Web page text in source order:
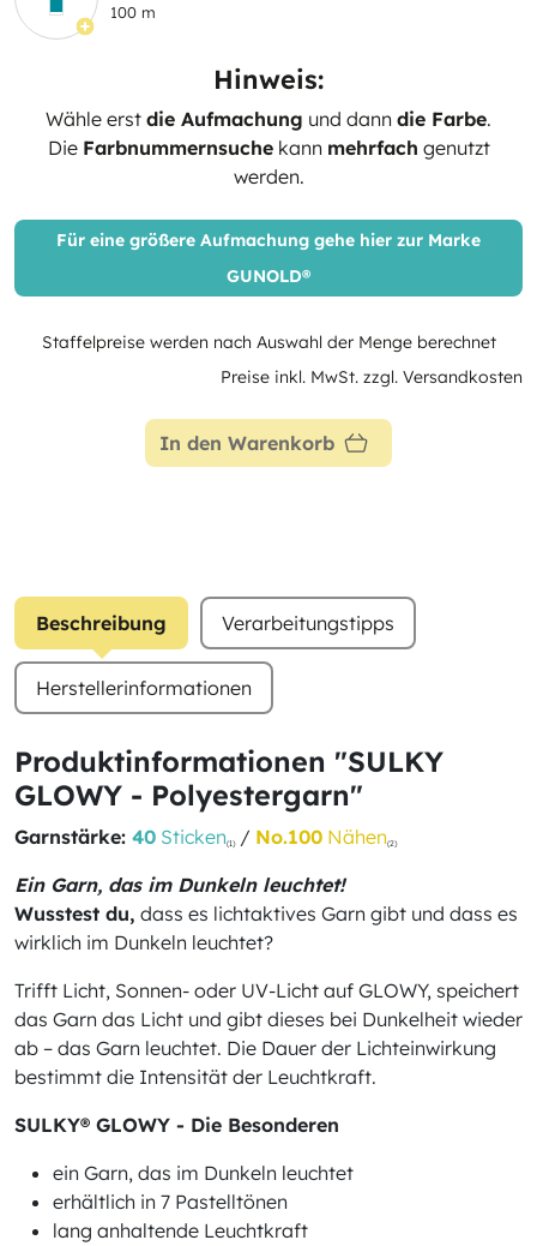
100 m
Hinweis:
Wähle erst die Aufmachung und dann die Farbe.
Die Farbnummernsuchekann mehrfach genutzt
werden.
Für eine größere Aufmachung gehe hier zur Marke
GUNOLD®
Staffelpreise werden nach Auswahl der Menge berechnet
Preise inkl. MwSt. zzgl. Versandkosten
In den Warenkorb
Beschreibung Verarbeitungstipps
Herstellerinformationen
Produktinformationen "SULKY
GLOWY - Polyestergarn"
Garnstärke: 40 Sticken(1)/ No.100 Nähen(2)
Ein Garn, das im Dunkeln leuchtet!
Wusstest du, dass es lichtaktives Garn gibt und dass es
wirklich im Dunkeln leuchtet?
Trifft Licht, Sonnen- oder UV-Licht auf GLOWY, speichert
das Garn das Licht und gibt dieses bei Dunkelheit wieder
ab – das Garn leuchtet. Die Dauer der Lichteinwirkung
bestimmt die Intensität der Leuchtkraft.
SULKY® GLOWY - Die Besonderen
ein Garn, das im Dunkeln leuchtet
erhältlich in 7 Pastelltönen
lang anhaltende Leuchtkraft